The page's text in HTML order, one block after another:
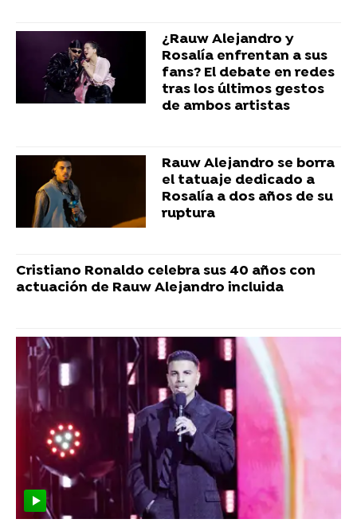
¿Rauw Alejandro y
Rosalía enfrentan a sus
fans? El debate en redes
tras los últimos gestos
de ambos artistas
Rauw Alejandro se borra
el tatuaje dedicado a
Rosalía a dos años de su
ruptura
Cristiano Ronaldo celebra sus 40 años con
actuación de Rauw Alejandro incluida